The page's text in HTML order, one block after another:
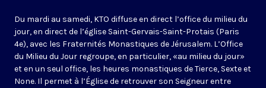
Du mardi au samedi, KTO diffuse en direct l’office du milieu du
jour, en direct de l’église Saint-Gervais-Saint-Protais (Paris
4e), avec les Fraternités Monastiques de Jérusalem. L’Office
du Milieu du Jour regroupe, en particulier, «au milieu du jour»
et en un seul office, les heures monastiques de Tierce, Sexte et
None. Il permet à l’Église de retrouver son Seigneur entre